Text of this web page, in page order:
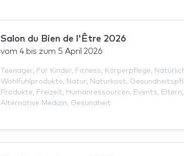
Salon du Bien de l'Être 2026
vom 4bis zum 5 April 2026
Teenager, Für Kinder, Fitness, Körperpflege,
Wohlfühlprodukte, Natur, Naturkost,
Produkte, Freizeit, Humanressourcen, Events, Eltern,
Alternative Medizin, Gesundheit